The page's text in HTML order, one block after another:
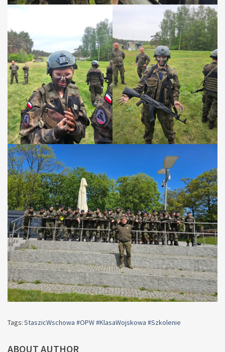
Tags:StaszicWschowa #OPW #KlasaWojskowa #Szkolenie
ABOUT AUTHOR